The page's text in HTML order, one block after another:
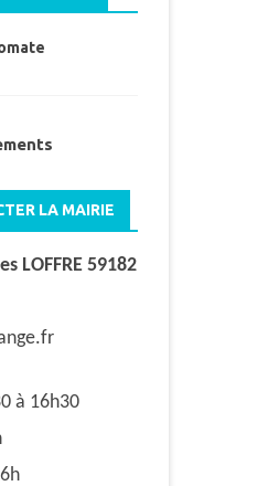
LA MAIRIE
LOFFRE 59182
à 16h30